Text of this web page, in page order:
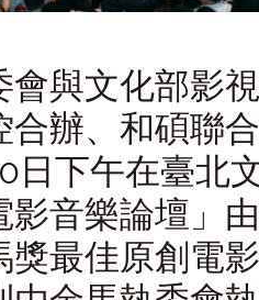
會與文化部影
合辦、和碩聯
日下午在臺北
影音樂論壇」
獎最佳原創電